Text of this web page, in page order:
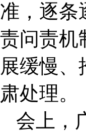
准，逐条
责问责机
展缓慢、
肃处理。
会上，